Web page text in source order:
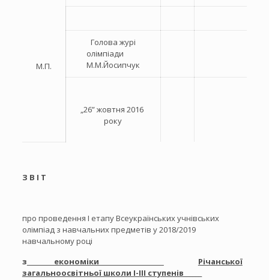
М.П.
Голова журі
олімпіади
М.М.Йосипчук
„26” жовтня 2016
року
З В І Т
про проведення I етапу Всеукраїнських учнівських
олімпіад з навчальних предметів у 2018/2019
навчальному році
з економіки
Річанської
загальноосвітньої школи І-ІІІ ступенів______